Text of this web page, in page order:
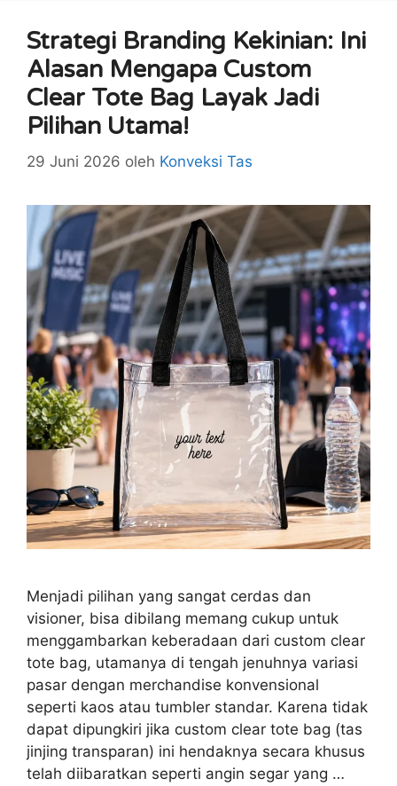
Strategi Branding Kekinian: Ini
Alasan Mengapa Custom
Clear Tote Bag Layak Jadi
Pilihan Utama!
29 Juni 2026 oleh Konveksi Tas
Menjadi pilihan yang sangat cerdas dan
visioner, bisa dibilang memang cukup untuk
menggambarkan keberadaan dari custom clear
tote bag, utamanya di tengah jenuhnya variasi
pasar dengan merchandise konvensional
seperti kaos atau tumbler standar. Karena tidak
dapat dipungkiri jika custom clear tote bag (tas
jinjing transparan) ini hendaknya secara khusus
telah diibaratkan seperti angin segar yang …